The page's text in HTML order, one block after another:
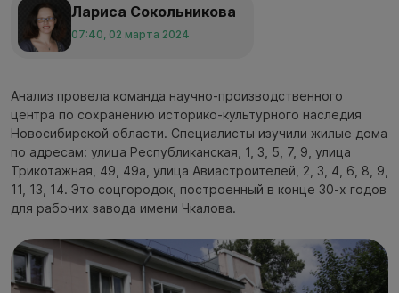
Лариса Сокольникова
07:40, 02 марта 2024
Анализ провела команда научно-производственного
центра по сохранению историко-культурного наследия
Новосибирской области. Специалисты изучили жилые дома
по адресам: улица Республиканская, 1, 3, 5, 7, 9, улица
Трикотажная, 49, 49а, улица Авиастроителей, 2, 3, 4, 6, 8, 9,
11, 13, 14. Это соцгородок, построенный в конце 30-х годов
для рабочих завода имени Чкалова.